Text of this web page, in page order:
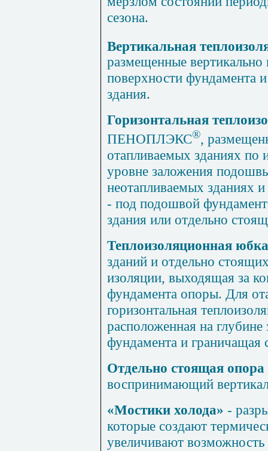
сезона.
Вертикальная
размещенные
поверхности фундамента
здания.
Горизонтальная
ПЕНОПЛЭКС®,
отапливаемых зданиях
уровне заложения
неотапливаемых зданиях
- под подошвой
здания или отдельно
Теплоизоляционная юбка
зданий и отдельно
изоляции, выходящая за
фундамента опоры. Для
горизонтальная
расположенная на
фундамента и граничащая
Отдельно стоящая опора
воспринимающий
«Мостики холода» -
которые создают
увеличивают